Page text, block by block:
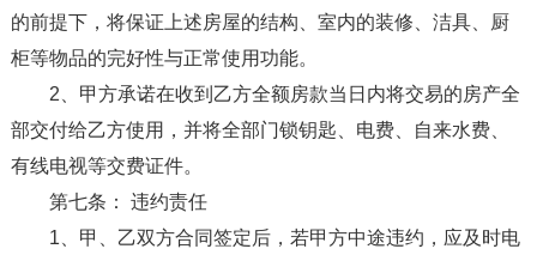
的前提下，将保证上述房屋的结构、室内的装修、洁具、厨
柜等物品的完好性与正常使用功能。
2、甲方承诺在收到乙方全额房款当日内将交易的房产全
部交付给乙方使用，并将全部门锁钥匙、电费、自来水费、
有线电视等交费证件。
第七条： 违约责任
1、甲、乙双方合同签定后，若甲方中途违约，应及时电